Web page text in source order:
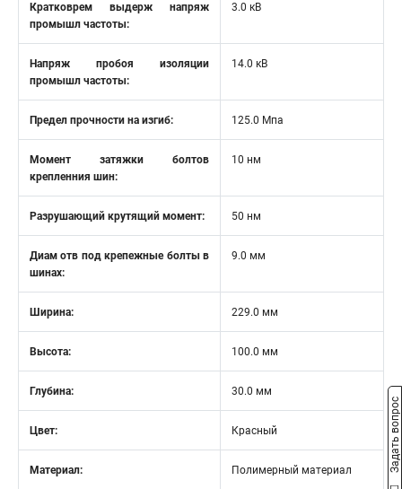
Кратковрем выдерж напряж
промышл частоты:
3.0 кВ
Напряж пробоя изоляции
промышл частоты:
14.0 кВ
Предел прочности на изгиб: 125.0 Мпа
Момент затяжки болтов
крепленния шин:
10 нм
Разрушающий крутящий момент: 50 нм
Диам отв под крепежные болты в
шинах:
9.0 мм
Ширина: 229.0 мм
Высота: 100.0 мм
Глубина: 30.0 мм
Цвет: Красный
Материал: Полимерный материал Задать вопрос